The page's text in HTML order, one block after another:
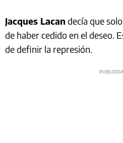
Jacques Lacan decía que
de haber cedido en el deseo.
de definir la represión.